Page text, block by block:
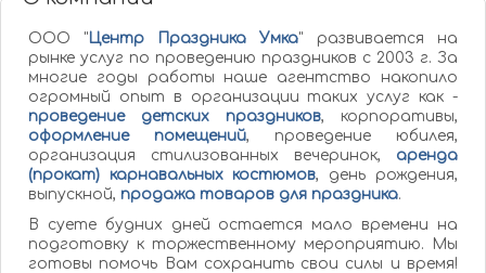
ООО " Центр Праздника Умка" развивается на
рынке услуг по проведению праздников с 2003 г. За
многие годы работы наше агентство накопило
огромный опыт в организации таких услуг как -
проведение детских праздников, корпоративы,
оформление помещений, проведение юбилея,
организация стилизованных вечеринок, аренда
(прокат) карнавальных костюмов, день рождения,
выпускной, продажа товаров для праздника.
В суете будних дней остается мало времени на
подготовку к торжественному мероприятию. Мы
готовы помочь Вам сохранить свои силы и время!